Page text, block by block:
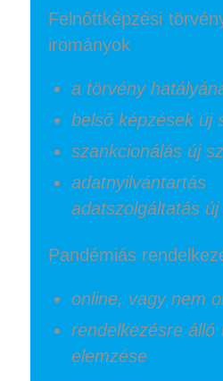
Felnőttképzési
irományok
a törvény
belső képzések új
szankcionálás új
adatszolgáltatás
Pandémiás
online, vagy nem
rendelkezésre álló
elemzése